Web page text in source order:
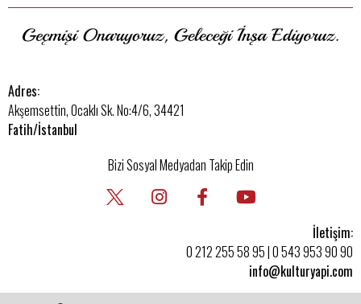
Adres:
Akşemsettin, Ocaklı Sk. No:4/6, 34421
Fatih/İstanbul
Bizi Sosyal Medyadan Takip Edin
İletişim:
0 212 255 58 95|0 543 953 90 90
info@kulturyapi.com